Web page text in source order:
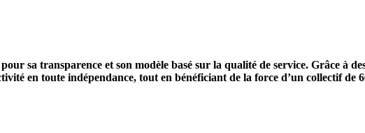
sa transparence et son modèle basé sur la qualité de service. Grâce à
en toute indépendance, tout en bénéficiant de la force d’un collectif de